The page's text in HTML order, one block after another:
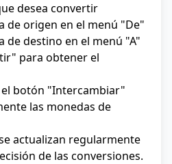
desea convertir
de origen en el menú "De"
de destino en el menú "A"
para obtener el
botón "Intercambiar"
las monedas de
actualizan regularmente
de las conversiones.